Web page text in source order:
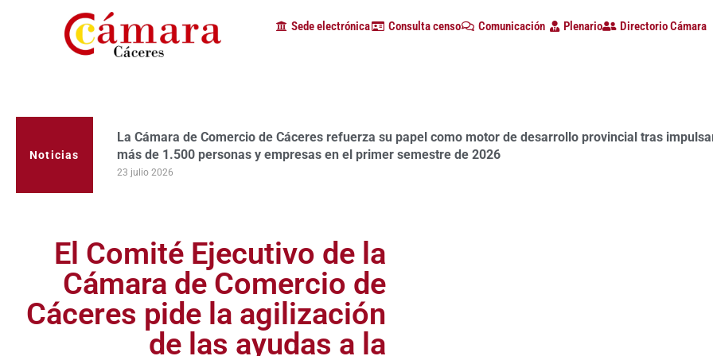
Sede electrónica Consulta censo Comunicación Plenario Directorio Cámara
Noticias
La Cámara de Comercio de Cáceres refuerza su papel como motor de desarrollo provincial tras
más de 1.500 personas y empresas en el primer semestre de 2026
23 julio 2026
La Cámara de Comercio de Cáceres valora positivamente el aval técnico a la continuidad de la Central
Nuclear de Almaraz
17 julio 2026
El Comité Ejecutivo de la
Cámara de Comercio de
Cáceres pide la agilización
de las ayudas a la